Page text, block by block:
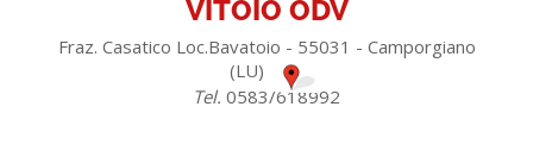
VITOIO ODV
Fraz. Casatico Loc.Bavatoio - 55031 - Camporgiano
(LU)
Tel. 0583/618992